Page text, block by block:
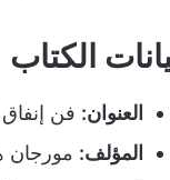
الكتاب
العنوان: فن إنفاق
المؤلف: مورجان